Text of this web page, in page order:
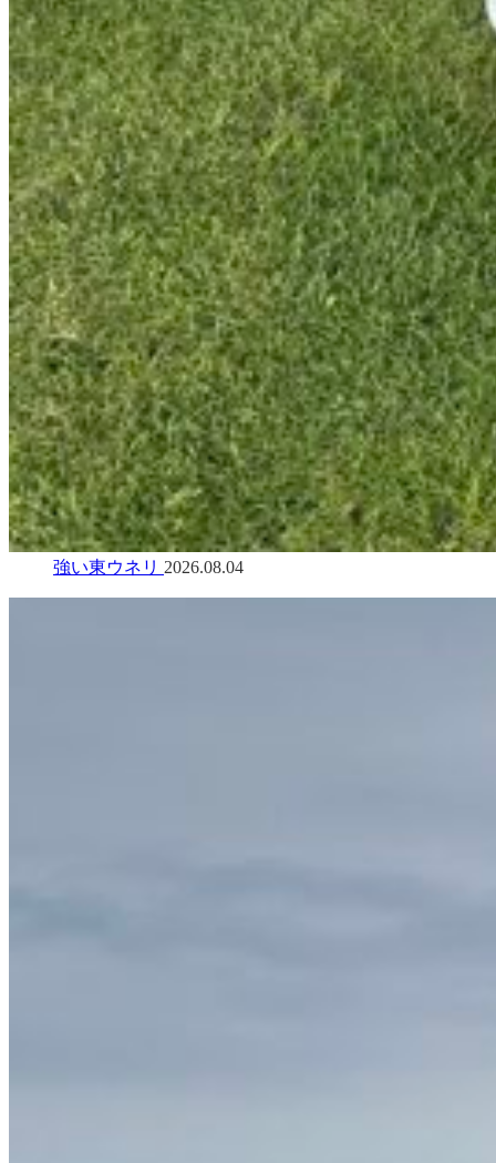
強い東ウネリ 2026.08.04